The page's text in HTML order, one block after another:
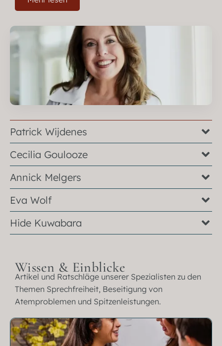
Patrick Wijdenes
Cecilia Goulooze
Annick Melgers
Eva Wolf
Hide Kuwabara
Wissen & Einblicke
Artikel und Ratschläge unserer Spezialisten zu den
Themen Sprechfreiheit, Beseitigung von
Atemproblemen und Spitzenleistungen.